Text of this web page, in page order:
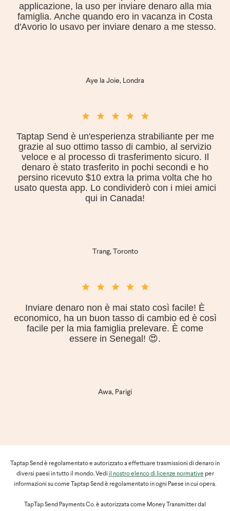
applicazione, la uso per inviare denaro alla mia
famiglia. Anche quando ero in vacanza in Costa
d'Avorio lo usavo per inviare denaro a me stesso.
Aye la Joie, Londra
Taptap Send è un'esperienza strabiliante per me
grazie al suo ottimo tasso di cambio, al servizio
veloce e al processo di trasferimento sicuro. Il
denaro è stato trasferito in pochi secondi e ho
persino ricevuto $10 extra la prima volta che ho
usato questa app. Lo condividerò con i miei amici
qui in Canada!
Trang, Toronto
Inviare denaro non è mai stato così facile! È
economico, ha un buon tasso di cambio ed è così
facile per la mia famiglia prelevare. È come
essere in Senegal! 😍.
Awa, Parigi
Taptap Send è regolamentato e autorizzato a effettuare trasmissioni di denaro in
diversi paesi in tutto il mondo. Vedi il nostro elenco di licenze normative per
informazioni su come Taptap Send è regolamentato in ogni Paese in cui opera.
TapTap Send Payments Co. è autorizzata come Money Transmitter dal